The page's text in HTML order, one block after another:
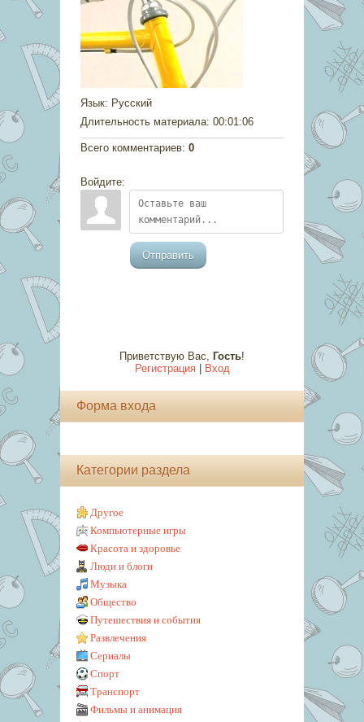
Язык: Русский
Длительность материала: 00:01:06
Всего комментариев: 0
Войдите:
Отправить
Приветствую Вас, Гость!
Регистрация| Вход
Форма входа
Категории раздела
Другое
Компьютерные игры
Красота и здоровье
Люди и блоги
Музыка
Общество
Путешествия и события
Развлечения
Сериалы
Спорт
Транспорт
Фильмы и анимация